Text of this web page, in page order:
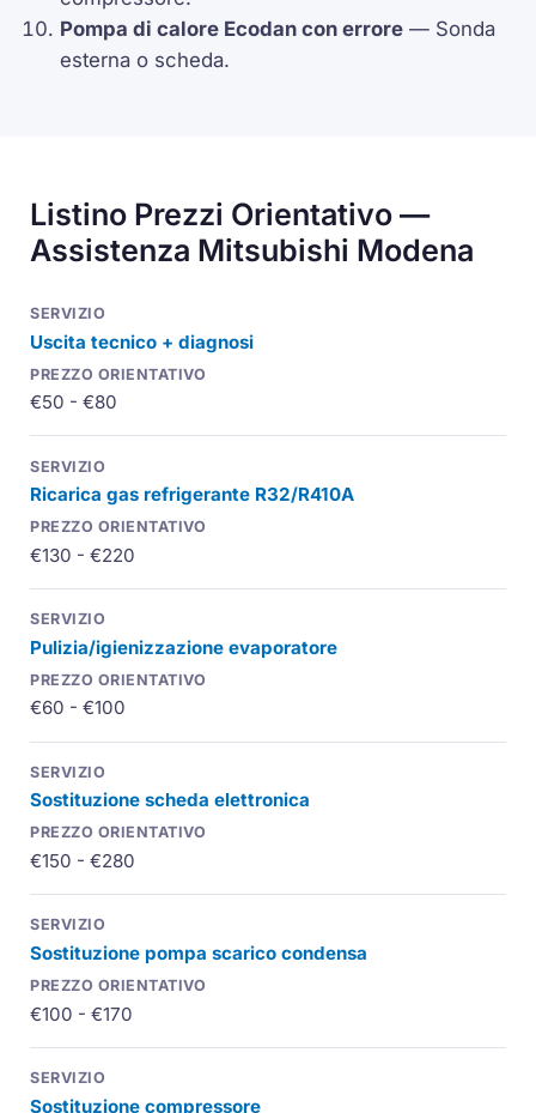
Pompa di calore Ecodan con errore — Sonda
esterna o scheda.
Listino Prezzi Orientativo —
Assistenza Mitsubishi Modena
Uscita tecnico + diagnosi
€50 - €80
Ricarica gas refrigerante R32/R410A
€130 - €220
Pulizia/igienizzazione evaporatore
€60 - €100
Sostituzione scheda elettronica
€150 - €280
Sostituzione pompa scarico condensa
€100 - €170
Sostituzionecompressore